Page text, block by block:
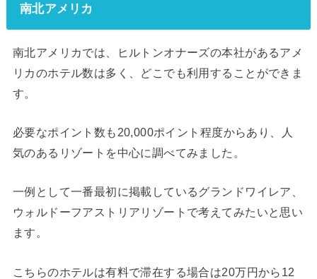
南北アメリカ
南北アメリカでは、ヒルトンオナーズの本社があるアメ
リカのホテル数は多く、どこでも利用することができま
す。
必要なポイント数も20,000ポイント程度からあり、人
気のあるリゾートを中心に調べてみました。
一例として一番最初に掲載しているグランドワイレア、
ウォルドーフアストリアリゾートで考えてみたいと思い
ます。
こちらのホテルは有料で滞在する場合は20万円から12